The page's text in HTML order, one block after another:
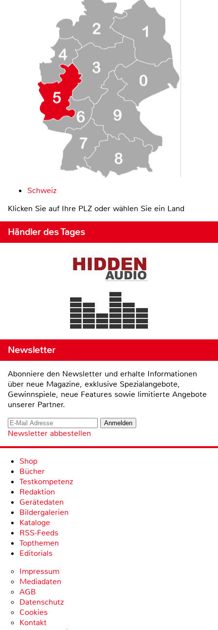
Schweiz
Klicken Sie auf Ihre PLZ oder wählen Sie ein Land
Händler des Tages
Newsletter
Abonniere den Newsletter und erhalte Informationen
über neue Magazine, exklusive Spezialangebote,
Gewinnspiele, neue Features sowie limitierte Angebote
unserer Partner.
Newsletter abbestellen
Shop
Bücher
Testkompetenz
Redaktion
Gerätedaten
Bildergalerien
Kataloge
RSS-Feeds
Topthemen
Editorials
Impressum
Mediadaten
AGB
Datenschutz
Cookies
Kontakt